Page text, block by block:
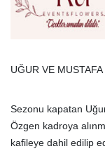
UĞUR VE MUSTAFA
Sezonu kapatan
Özgen kadroya
kafileye dahil edilip